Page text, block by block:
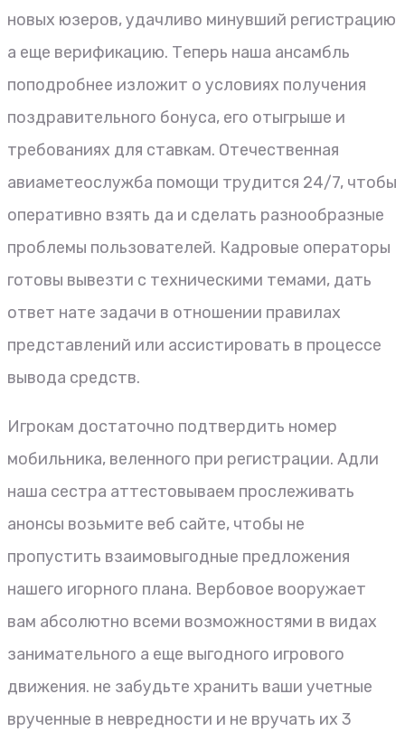
новых юзеров, удачливо минувший регистрацию
а еще верификацию. Теперь наша ансамбль
поподробнее изложит о условиях получения
поздравительного бонуса, его отыгрыше и
требованиях для ставкам. Отечественная
авиаметеослужба помощи трудится 24/7, чтобы
оперативно взять да и сделать разнообразные
проблемы пользователей. Кадровые операторы
готовы вывезти с техническими темами, дать
ответ нате задачи в отношении правилах
представлений или ассистировать в процессе
вывода средств.
Игрокам достаточно подтвердить номер
мобильника, веленного при регистрации. Адли
наша сестра аттестовываем прослеживать
анонсы возьмите веб сайте, чтобы не
пропустить взаимовыгодные предложения
нашего игорного плана. Вербовое вооружает
вам абсолютно всеми возможностями в видах
занимательного а еще выгодного игрового
движения. не забудьте хранить ваши учетные
врученные в невредности и не вручать их 3